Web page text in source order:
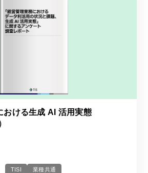
おける生成 AI 活用実態
TISI 業種共通